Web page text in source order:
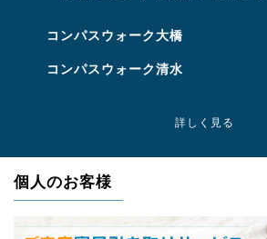
コンパスウォーク大橋
コンパスウォーク清水
詳しく見る
個人のお客様